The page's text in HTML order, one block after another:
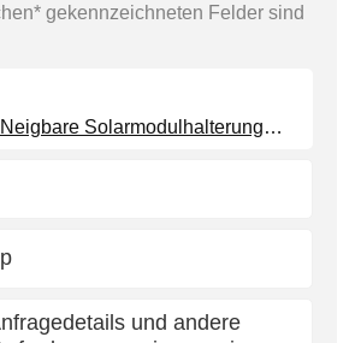
gekennzeichneten Felder sind
Verstellbare, Neigbare Solarmodulhalterung Für Flachdächer Aus Metall